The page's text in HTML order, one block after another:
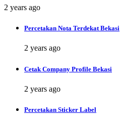
2 years ago
Percetakan Nota Terdekat Bekasi
2 years ago
Cetak Company Profile Bekasi
2 years ago
Percetakan Sticker Label